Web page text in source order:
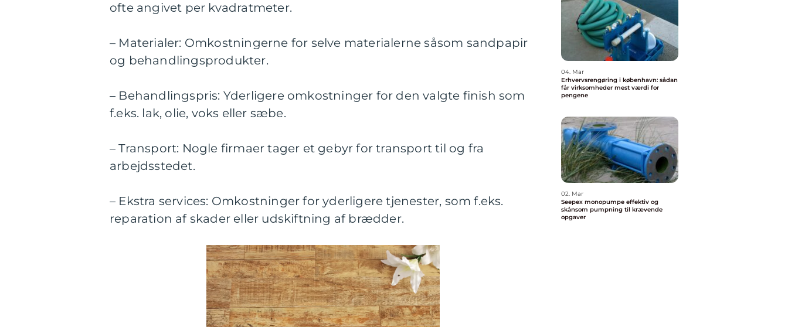
ofte angivet per kvadratmeter.
– Materialer: Omkostningerne for selve materialerne såsom sandpapir
og behandlingsprodukter.
– Behandlingspris: Yderligere omkostninger for den valgte finish som
f.eks. lak, olie, voks eller sæbe.
– Transport: Nogle firmaer tager et gebyr for transport til og fra
arbejdsstedet.
– Ekstra services: Omkostninger for yderligere tjenester, som f.eks.
reparation af skader eller udskiftning af brædder.
04. Mar
Erhvervsrengøring i københavn: sådan
får virksomheder mest værdi for
pengene
02. Mar
Seepex monopumpe effektiv og
skånsom pumpning til krævende
opgaver